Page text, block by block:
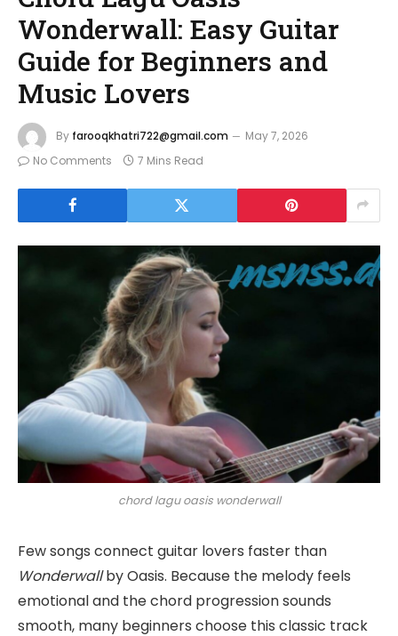
Wonderwall: Easy Guitar
Guide for Beginners and
Music Lovers
By farooqkhatri722@gmail.com
May 7, 2026
No Comments
7 Mins Read
chord lagu oasis wonderwall
Few songs connect guitar lovers faster than
Wonderwallby Oasis. Because the melody feels
emotional and the chord progression sounds
smooth, many beginners choose this classic track